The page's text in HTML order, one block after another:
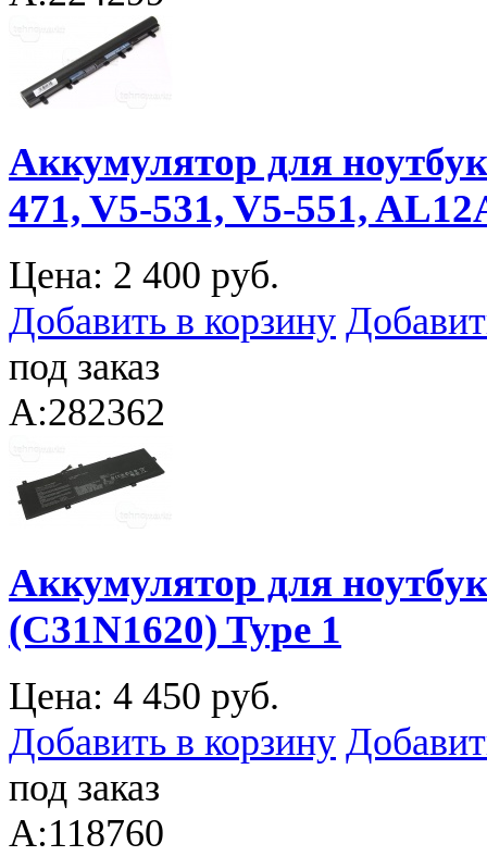
Аккумулятор для
471, V5-531, V5-551,
Цена: 2 400 руб.
Добавить в корзину
под заказ
A:282362
Аккумулятор для
(C31N1620) Type 1
Цена: 4 450 руб.
Добавить в корзину
под заказ
A:118760